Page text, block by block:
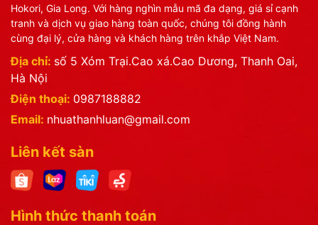
Hokori, Gia Long. Với hàng nghìn mẫu mã đa dạng, giá sỉ cạnh
tranh và dịch vụ giao hàng toàn quốc, chúng tôi đồng hành
cùng đại lý, cửa hàng và khách hàng trên khắp Việt Nam.
Địa chỉ: số 5 Xóm Trại.Cao xá.Cao Dương, Thanh Oai,
Hà Nội
Điện thoại: 0987188882
Email: nhuathanhluan@gmail.com
Liên kết sàn
Hình thức thanh toán